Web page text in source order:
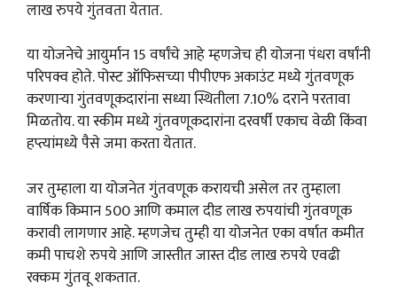
लाख रुपये गुंतवता येतात.
या योजनेचे आयुर्मान 15 वर्षांचे आहे म्हणजेच ही योजना पंधरा वर्षांनी
परिपक्व होते. पोस्ट ऑफिसच्या पीपीएफ अकाउंट मध्ये गुंतवणूक
करणाऱ्या गुंतवणूकदारांना सध्या स्थितीला 7.10% दराने परतावा
मिळतोय. या स्कीम मध्ये गुंतवणूकदारांना दरवर्षी एकाच वेळी किंवा
हप्त्यांमध्ये पैसे जमा करता येतात.
जर तुम्हाला या योजनेत गुंतवणूक करायची असेल तर तुम्हाला
वार्षिक किमान 500 आणि कमाल दीड लाख रुपयांची गुंतवणूक
करावी लागणार आहे. म्हणजेच तुम्ही या योजनेत एका वर्षात कमीत
कमी पाचशे रुपये आणि जास्तीत जास्त दीड लाख रुपये एवढी
रक्कम गुंतवू शकतात.